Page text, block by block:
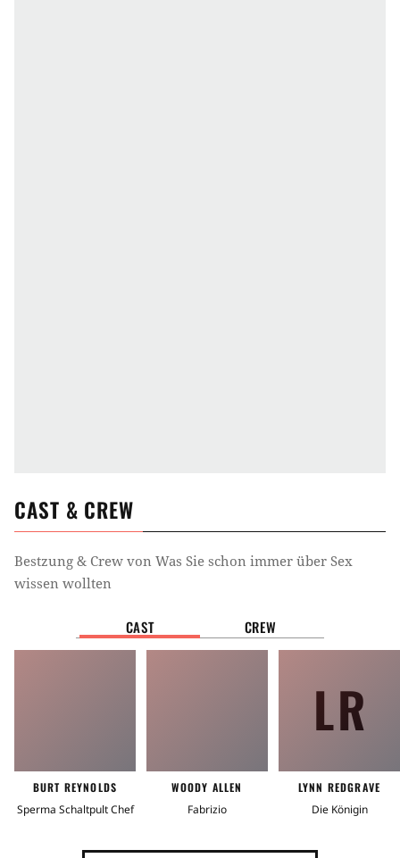
CAST & CREW
Bestzung & Crew von Was Sie schon immer über Sex
wissen wollten
CAST CREW
BURT REYNOLDS
Sperma Schaltpult Chef
WOODY ALLEN
Fabrizio
LR
LYNN REDGRAVE
Die Königin